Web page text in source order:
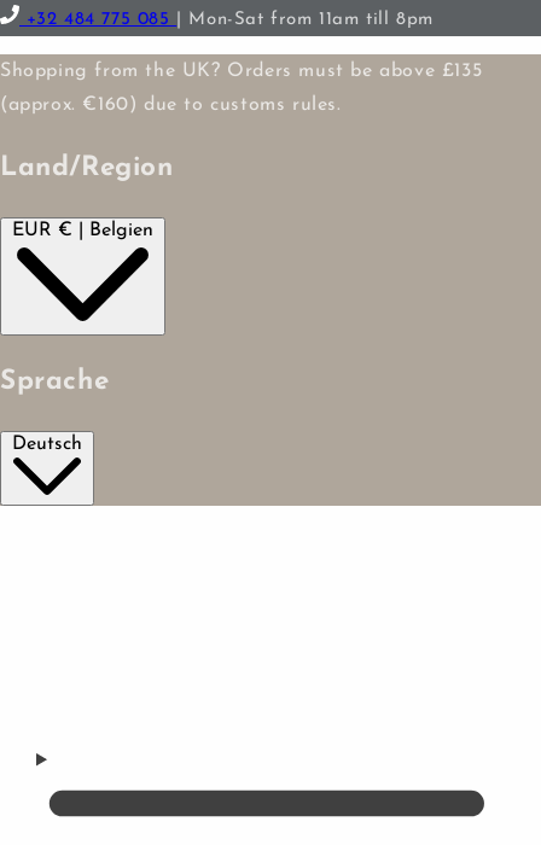
+32 484 775 085 | Mon-Sat from 11am till 8pm
Shopping from the UK? Orders must be above £135
(approx. €160) due to customs rules.
Land/Region
EUR € | Belgien
Sprache
Deutsch